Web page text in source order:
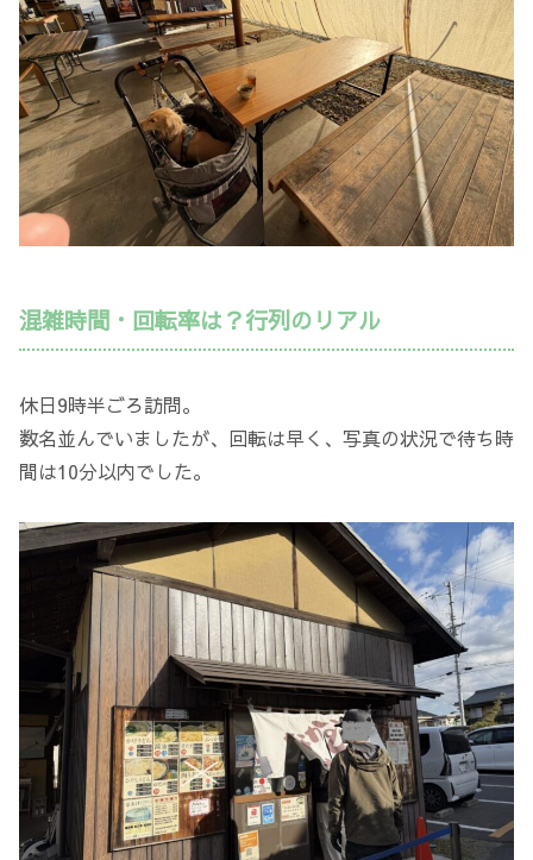
混雑時間・回転率は？行列のリアル
休日9時半ごろ訪問。
数名並んでいましたが、回転は早く、写真の状況で待ち時
間は10分以内でした。